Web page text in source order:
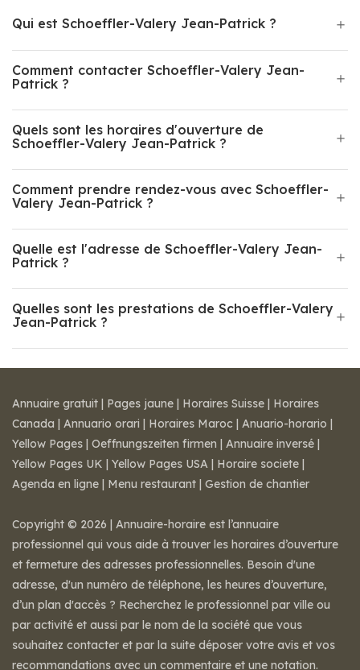
Qui est Schoeffler-Valery Jean-Patrick ?
Comment contacter Schoeffler-Valery Jean-
Patrick ?
Quels sont les horaires d'ouverture de
Schoeffler-Valery Jean-Patrick ?
Comment prendre rendez-vous avec Schoeffler-
Valery Jean-Patrick ?
Quelle est l'adresse de Schoeffler-Valery Jean-
Patrick ?
Quelles sont les prestations de Schoeffler-Valery
Jean-Patrick ?
Annuaire gratuit | Pages jaune | Horaires Suisse | Horaires
Canada | Annuario orari | Horaires Maroc | Anuario-horario |
Yellow Pages | Oeffnungszeiten firmen | Annuaire inversé |
Yellow Pages UK | Yellow Pages USA | Horaire societe |
Agenda en ligne | Menu restaurant | Gestion de chantier
Copyright © 2026 | Annuaire-horaire est l’annuaire
professionnel qui vous aide à trouver les horaires d’ouverture
et fermeture des adresses professionnelles. Besoin d'une
adresse, d'un numéro de téléphone, les heures d’ouverture,
d’un plan d'accès ? Recherchez le professionnel par ville ou
par activité et aussi par le nom de la société que vous
souhaitez contacter et par la suite déposer votre avis et vos
recommandations avec un commentaire et une notation.